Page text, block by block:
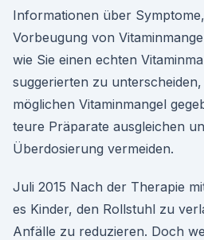
Informationen über
Vorbeugung von
wie Sie einen echten
suggerierten zu unterscheiden,
möglichen Vitaminmangel
teure Präparate ausgleichen
Überdosierung vermeiden.
Juli 2015 Nach der Therapie
es Kinder, den Rollstuhl zu
Anfälle zu reduzieren. Doch